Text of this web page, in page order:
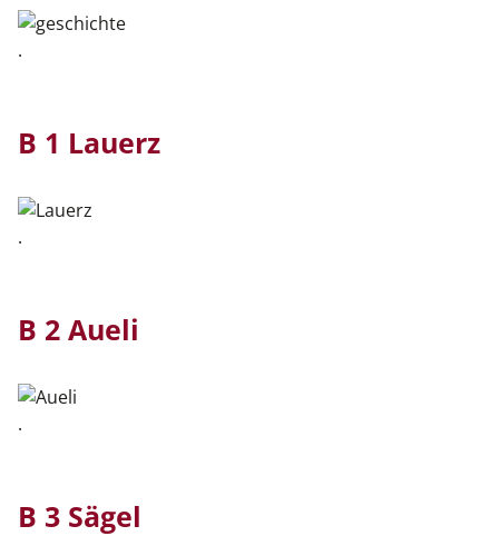
.
B 1 Lauerz
.
B 2 Aueli
.
B 3 Sägel